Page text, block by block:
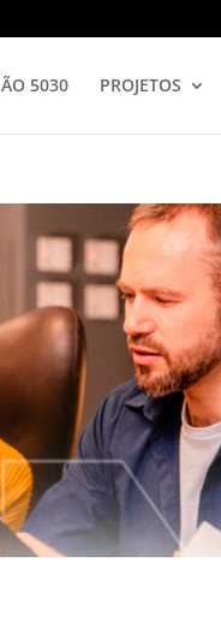
5030 PROJETOS